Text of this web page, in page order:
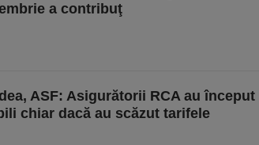
a contribuţ
ASF: Asigurătorii RCA au început
chiar dacă au scăzut tarifele